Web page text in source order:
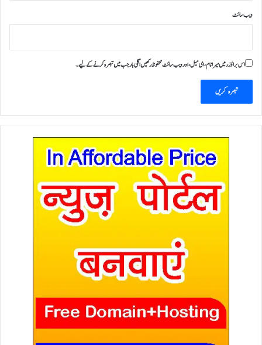
ویب‌ سائٹ
اس براؤزر میں میرا نام، ای میل، اور ویب سائٹ محفوظ رکھیں اگلی بار جب میں تبصرہ کرنے کےلیے۔